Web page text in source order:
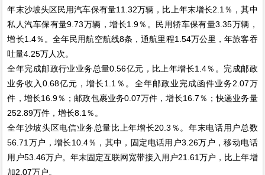
年末沙坡头区民用汽车保有量11.32万辆，比上年末增长2.1％，其中
私人汽车保有量9.73万辆，增长1.9％。民用轿车保有量3.35万辆，
增长1.4％。全年民用航空航线8条，通航里程1.54万公里，年旅客吞
吐量4.25万人次。
全年完成邮政行业业务总量0.56亿元，比上年增长1.4％。完成邮政
业务收入0.68亿元，增长1.1％。全年邮政业完成函件业务2.07万
件，增长16.9％；邮政包裹业务0.07万件，增长16.7％；快递业务量
252.89万件，增长8.1％。
全年沙坡头区电信业务总量比上年增长20.3％。年末电话用户总数
56.71万户，增长10.4％，其中，固定电话用户3.26万户，移动电话
用户53.46万户。年末固定互联网宽带接入用户21.61万户，比上年增
加2.07万户。